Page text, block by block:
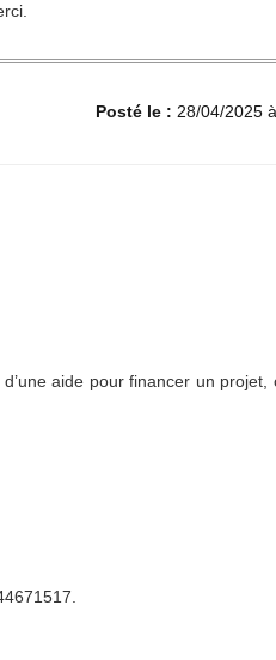
Posté le : 28/04/2025
aide pour financer un projet,